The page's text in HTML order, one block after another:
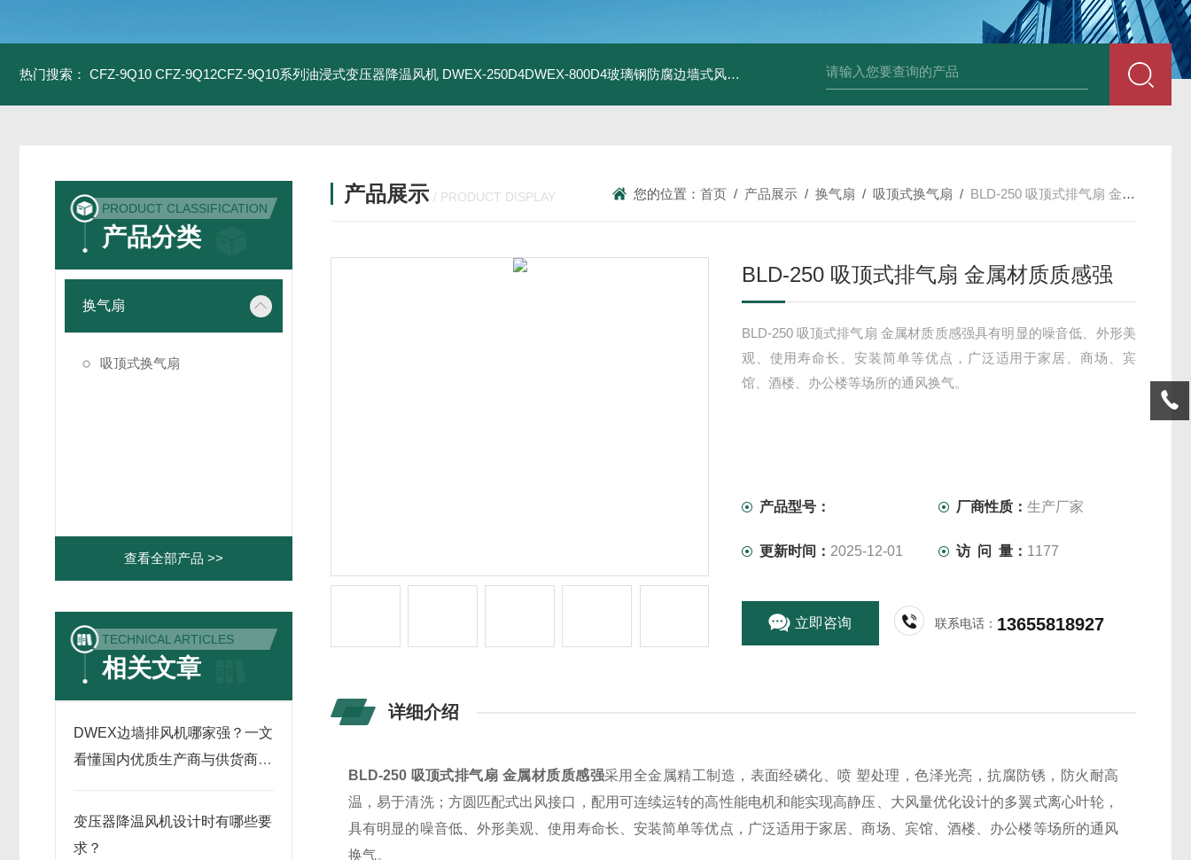
热门搜索： CFZ-9Q10 CFZ-9Q12CFZ-9Q10系列油浸式变压器降温风机 DWEX-250D4DWEX-800D4玻璃钢防腐边墙式风机 BDWEX-250EXDWEX-500D4边墙风机大风量低噪排风机 CFZ-9Q10 CFZ-
PRODUCT CLASSIFICATION
产品分类
换气扇
吸顶式换气扇
查看全部产品 >>
TECHNICAL ARTICLES
相关文章
DWEX边墙排风机哪家强？一文
看懂国内优质生产商与供货商推
变压器降温风机设计时有哪些要
求？
产品展示 / PRODUCT DISPLAY 您的位置：首页 / 产品展示 /换气扇 /吸顶式换气扇 / BLD-250 吸顶式排气扇 金属材质质感强
BLD-250 吸顶式排气扇 金属材质质感强
BLD-250 吸顶式排气扇 金属材质质感强具有明显的噪音低、外形美
观、使用寿命长、安装简单等优点，广泛适用于家居、商场、宾
馆、酒楼、办公楼等场所的通风换气。
产品型号： 厂商性质：生产厂家
更新时间： 2025-12-01 访 问 量： 1177
立即咨询 联系电话： 13655818927
详细介绍
BLD-250 吸顶式排气扇 金属材质质感强采用全金属精工制造，表面经磷化、喷 塑处理，色泽光亮，抗腐防锈，防火耐高
温，易于清洗；方圆匹配式出风接口，配用可连续运转的高性能电机和能实现高静压、大风量优化设计的多翼式离心叶轮，
具有明显的噪音低、外形美观、使用寿命长、安装简单等优点，广泛适用于家居、商场、宾馆、酒楼、办公楼等场所的通风
换气。